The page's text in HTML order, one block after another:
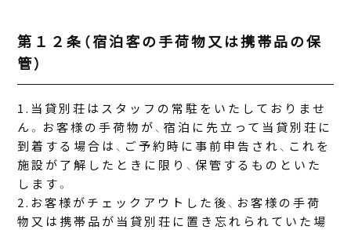
第１２条（宿泊客の手荷物又は携帯品の保
管）
当貸別荘はスタッフの常駐をいたしておりませ
ん。お客様の手荷物が、宿泊に先立って当貸別荘に
到着する場合は、ご予約時に事前申告され、これを
施設が了解したときに限り、保管するものといた
します。
お客様がチェックアウトした後、お客様の手荷
物又は携帯品が当貸別荘に置き忘れられていた場